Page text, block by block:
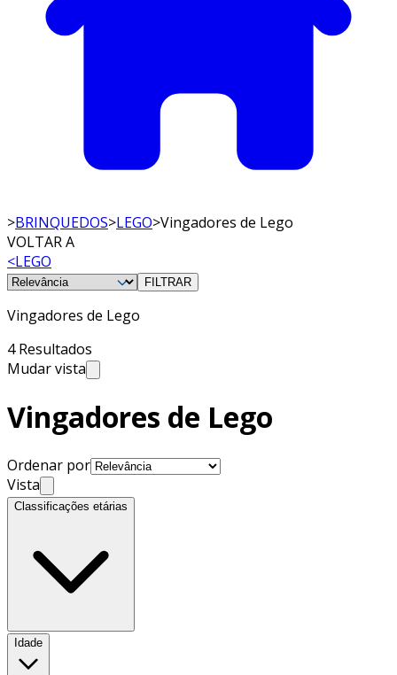
>BRINQUEDOS>LEGO>Vingadores de Lego
VOLTAR A
<LEGO
FILTRAR
Vingadores de Lego
4 Resultados
Mudar vista
Vingadores de Lego
Ordenar por
Vista
Classificações etárias
Idade